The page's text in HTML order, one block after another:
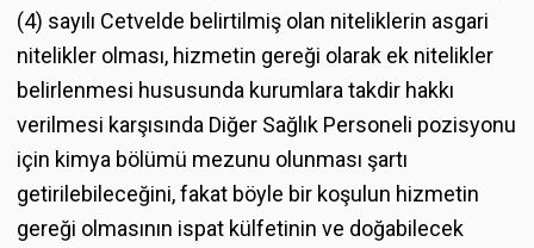
(4) sayılı Cetvelde belirtilmiş olan niteliklerin asgari
nitelikler olması, hizmetin gereği olarak ek nitelikler
belirlenmesi hususunda kurumlara takdir hakkı
verilmesi karşısında Diğer Sağlık Personeli pozisyonu
için kimya bölümü mezunu olunması şartı
getirilebileceğini, fakat böyle bir koşulun hizmetin
gereği olmasının ispat külfetinin ve doğabilecek